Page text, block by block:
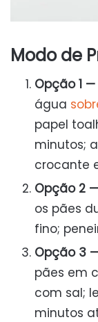
Modo de
Opção 1
água
papel
minutos;
crocante
Opção 2
os pães
fino;
Opção 3
pães em
com sal;
minutos